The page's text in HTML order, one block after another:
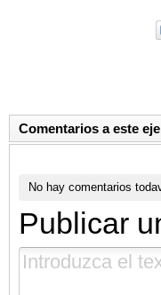
Comentarios a este
No hay comentarios
Publicar